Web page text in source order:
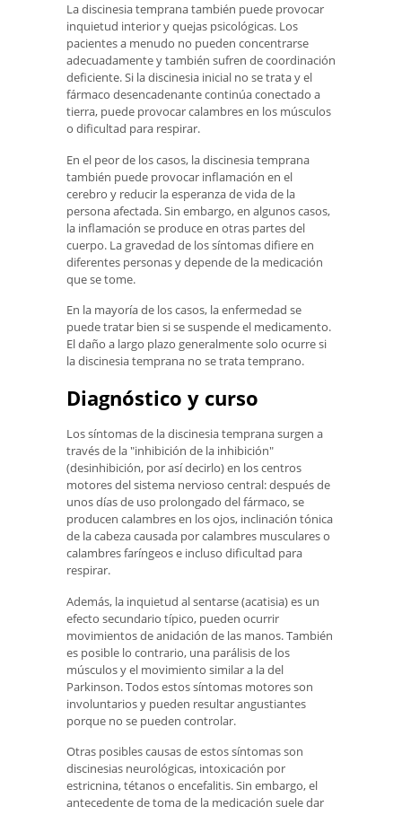
La discinesia temprana también puede provocar
inquietud interior y quejas psicológicas. Los
pacientes a menudo no pueden concentrarse
adecuadamente y también sufren de coordinación
deficiente. Si la discinesia inicial no se trata y el
fármaco desencadenante continúa conectado a
tierra, puede provocar calambres en los músculos
o dificultad para respirar.
En el peor de los casos, la discinesia temprana
también puede provocar inflamación en el
cerebro y reducir la esperanza de vida de la
persona afectada. Sin embargo, en algunos casos,
la inflamación se produce en otras partes del
cuerpo. La gravedad de los síntomas difiere en
diferentes personas y depende de la medicación
que se tome.
En la mayoría de los casos, la enfermedad se
puede tratar bien si se suspende el medicamento.
El daño a largo plazo generalmente solo ocurre si
la discinesia temprana no se trata temprano.
Diagnóstico y curso
Los síntomas de la discinesia temprana surgen a
través de la "inhibición de la inhibición"
(desinhibición, por así decirlo) en los centros
motores del sistema nervioso central: después de
unos días de uso prolongado del fármaco, se
producen calambres en los ojos, inclinación tónica
de la cabeza causada por calambres musculares o
calambres faríngeos e incluso dificultad para
respirar.
Además, la inquietud al sentarse (acatisia) es un
efecto secundario típico, pueden ocurrir
movimientos de anidación de las manos. También
es posible lo contrario, una parálisis de los
músculos y el movimiento similar a la del
Parkinson. Todos estos síntomas motores son
involuntarios y pueden resultar angustiantes
porque no se pueden controlar.
Otras posibles causas de estos síntomas son
discinesias neurológicas, intoxicación por
estricnina, tétanos o encefalitis. Sin embargo, el
antecedente de toma de la medicación suele dar